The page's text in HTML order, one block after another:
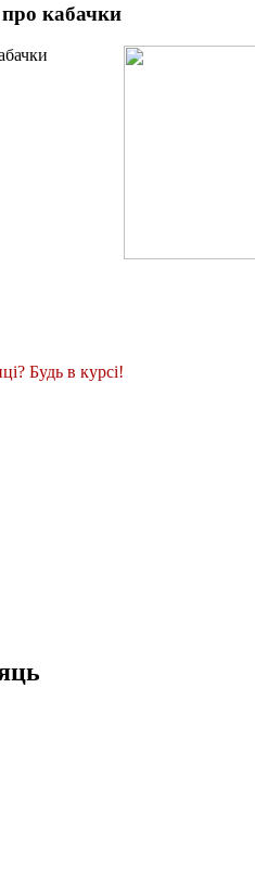
кабачки
Будь в курсі!